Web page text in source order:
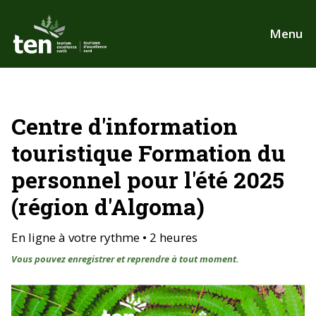
contenu
principal
Menu
Centre d'information
touristique Formation du
personnel pour l'été 2025
(région d'Algoma)
En ligne à votre rythme • 2 heures
Vous pouvez enregistrer et reprendre à tout moment.